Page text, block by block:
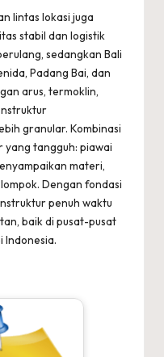
lintas lokasi juga
stabil dan logistik
sedangkan Bali
Padang Bai, dan
arus, termoklin,
granular. Kombinasi
yang tangguh: piawai
materi,
Dengan fondasi
penuh waktu
baik di pusat-pusat
Indonesia.